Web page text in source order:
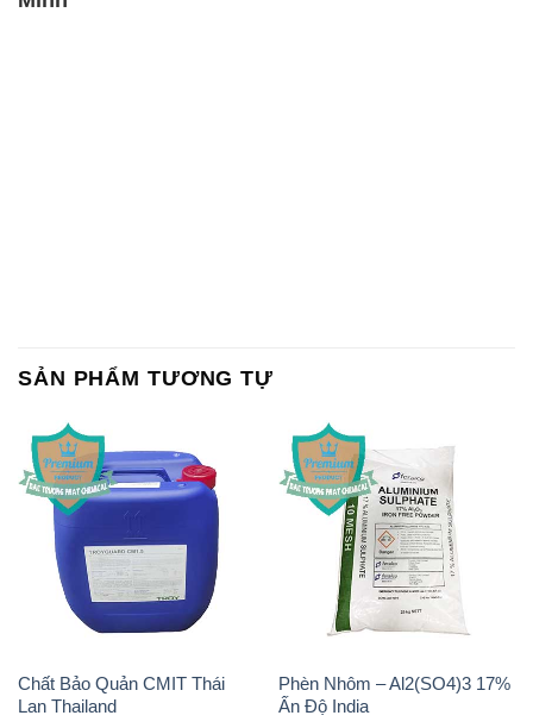
SẢN PHẨM TƯƠNG TỰ
Chất Bảo Quản CMIT Thái
Lan Thailand
Phèn Nhôm – Al2(SO4)3 17%
Ấn Độ India